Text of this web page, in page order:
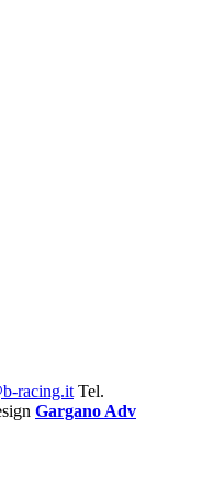
racing.it Tel.
Gargano Adv